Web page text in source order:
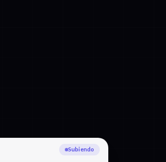
Transcribiendo Danés